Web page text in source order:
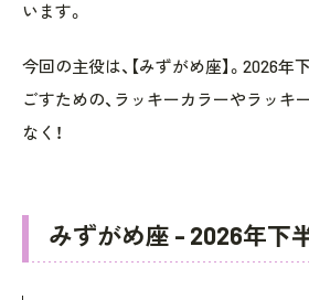
います。
今回の主役は、【みずがめ座】。2026
ごすための、ラッキーカラーやラッキ
なく！
みずがめ座 - 2026年下